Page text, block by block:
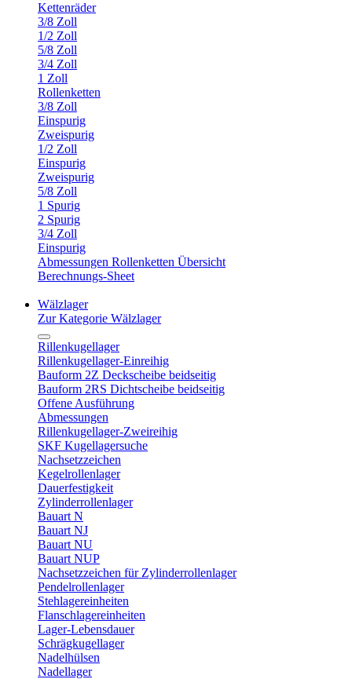
Kettenräder
3/8 Zoll
1/2 Zoll
5/8 Zoll
3/4 Zoll
1 Zoll
Rollenketten
3/8 Zoll
Einspurig
Zweispurig
1/2 Zoll
Einspurig
Zweispurig
5/8 Zoll
1 Spurig
2 Spurig
3/4 Zoll
Einspurig
Abmessungen Rollenketten Übersicht
Berechnungs-Sheet
Wälzlager
Zur Kategorie Wälzlager
Rillenkugellager
Rillenkugellager-Einreihig
Bauform 2Z Deckscheibe beidseitig
Bauform 2RS Dichtscheibe beidseitig
Offene Ausführung
Abmessungen
Rillenkugellager-Zweireihig
SKF Kugellagersuche
Nachsetzzeichen
Kegelrollenlager
Dauerfestigkeit
Zylinderrollenlager
Bauart N
Bauart NJ
Bauart NU
Bauart NUP
Nachsetzzeichen für Zylinderrollenlager
Pendelrollenlager
Stehlagereinheiten
Flanschlagereinheiten
Lager-Lebensdauer
Schrägkugellager
Nadelhülsen
Nadellager